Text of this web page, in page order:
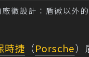
徽設計：盾徽以外
時捷 （Porsche）